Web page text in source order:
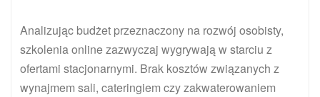
Analizując budżet przeznaczony na rozwój osobisty,
szkolenia online zazwyczaj wygrywają w starciu z
ofertami stacjonarnymi. Brak kosztów związanych z
wynajmem sali, cateringiem czy zakwaterowaniem